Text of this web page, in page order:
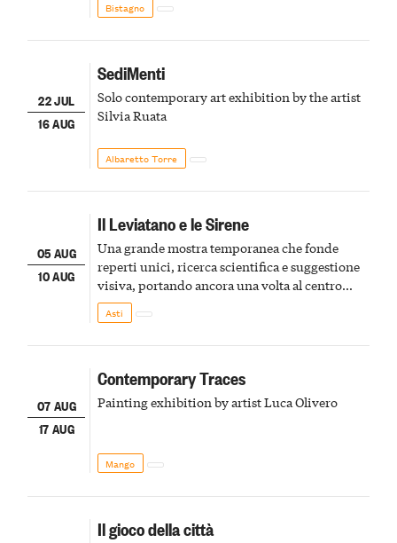
Bistagno
22 JUL
16 AUG
SediMenti
Solo contemporary art exhibition by the artist
Silvia Ruata
Albaretto Torre
05 AUG
10 AUG
Il Leviatano e le Sirene
Una grande mostra temporanea che fonde
reperti unici, ricerca scientifica e suggestione
visiva, portando ancora una volta al centro
della scena le meraviglie del passato astigiano
Asti
07 AUG
17 AUG
Contemporary Traces
Painting exhibition by artist Luca Olivero
Mango
Il gioco della città